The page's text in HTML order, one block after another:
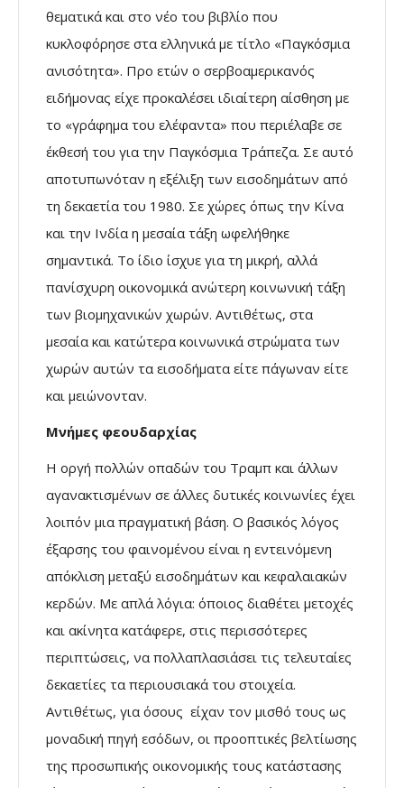
θεματικά και στο νέο του βιβλίο που
κυκλοφόρησε στα ελληνικά με τίτλο «Παγκόσμια
ανισότητα». Προ ετών ο σερβοαμερικανός
ειδήμονας είχε προκαλέσει ιδιαίτερη αίσθηση με
το «γράφημα του ελέφαντα» που περιέλαβε σε
έκθεσή του για την Παγκόσμια Τράπεζα. Σε αυτό
αποτυπωνόταν η εξέλιξη των εισοδημάτων από
τη δεκαετία του 1980. Σε χώρες όπως την Κίνα
και την Ινδία η μεσαία τάξη ωφελήθηκε
σημαντικά. Το ίδιο ίσχυε για τη μικρή, αλλά
πανίσχυρη οικονομικά ανώτερη κοινωνική τάξη
των βιομηχανικών χωρών. Αντιθέτως, στα
μεσαία και κατώτερα κοινωνικά στρώματα των
χωρών αυτών τα εισοδήματα είτε πάγωναν είτε
και μειώνονταν.
Μνήμες φεουδαρχίας
Η οργή πολλών οπαδών του Τραμπ και άλλων
αγανακτισμένων σε άλλες δυτικές κοινωνίες έχει
λοιπόν μια πραγματική βάση. Ο βασικός λόγος
έξαρσης του φαινομένου είναι η εντεινόμενη
απόκλιση μεταξύ εισοδημάτων και κεφαλαιακών
κερδών. Με απλά λόγια: όποιος διαθέτει μετοχές
και ακίνητα κατάφερε, στις περισσότερες
περιπτώσεις, να πολλαπλασιάσει τις τελευταίες
δεκαετίες τα περιουσιακά του στοιχεία.
Αντιθέτως, για όσους είχαν τον μισθό τους ως
μοναδική πηγή εσόδων, οι προοπτικές βελτίωσης
της προσωπικής οικονομικής τους κατάστασης